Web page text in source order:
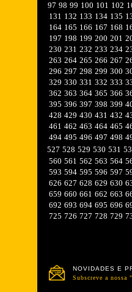
97 98 99 100 101 102
131 132 133 134 135
164 165 166 167 168
197 198 199 200 201
230 231 232 233 234
263 264 265 266 267
296 297 298 299 300
329 330 331 332 333
362 363 364 365 366
395 396 397 398 399
428 429 430 431 432
461 462 463 464 465
494 495 496 497 498
527 528 529 530 531
560 561 562 563 564
593 594 595 596 597
626 627 628 629 630
659 660 661 662 663
692 693 694 695 696
725 726 727 728 729
NOVIDADES E
Subscreve a nossa